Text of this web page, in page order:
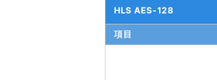
HLS AES-128
項目